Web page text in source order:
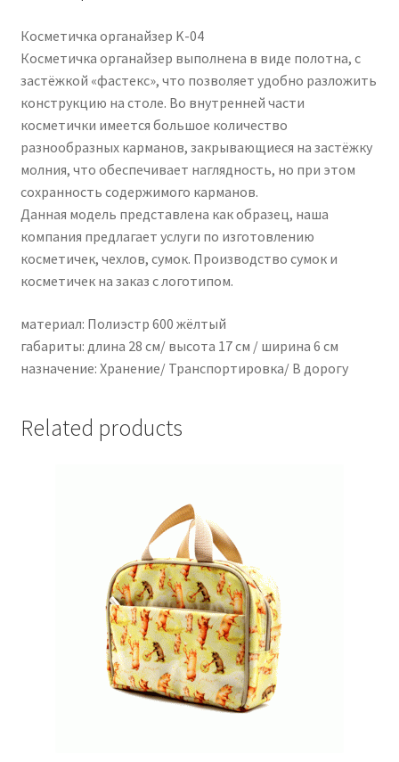
Косметичка органайзер K-04
Косметичка органайзер выполнена в виде полотна, с
застёжкой «фастекс», что позволяет удобно разложить
конструкцию на столе. Во внутренней части
косметички имеется большое количество
разнообразных карманов, закрывающиеся на застёжку
молния, что обеспечивает наглядность, но при этом
сохранность содержимого карманов.
Данная модель представлена как образец, наша
компания предлагает услуги по изготовлению
косметичек, чехлов, сумок. Производство сумок и
косметичек на заказ с логотипом.
материал: Полиэстр 600 жёлтый
габариты: длина 28 см/ высота 17 см / ширина 6 см
назначение: Хранение/ Транспортировка/ В дорогу
Related products